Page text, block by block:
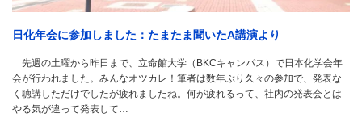
日化年会に参加しました：たまたま聞いたA講演より
先週の土曜から昨日まで、立命館大学（BKCキャンパス）で日本化学会年
会が行われました。みんなオツカレ！筆者は数年ぶり久々の参加で、発表な
く聴講しただけでしたが疲れましたね。何が疲れるって、社内の発表会とは
やる気が違って発表して…